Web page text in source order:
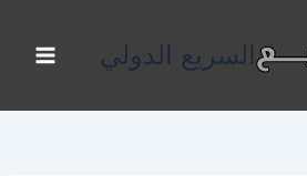
السريع الدولي